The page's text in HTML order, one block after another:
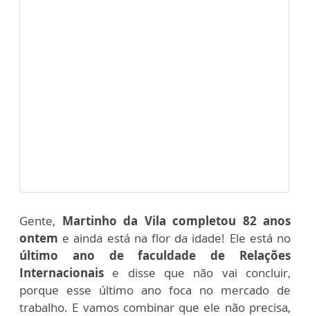
Gente, Martinho da Vila completou 82 anos
ontem e ainda está na flor da idade! Ele está no
último ano de faculdade de Relações
Internacionais e disse que não vai concluir,
porque esse último ano foca no mercado de
trabalho. E vamos combinar que ele não precisa,